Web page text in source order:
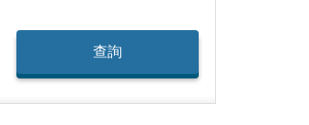
查詢